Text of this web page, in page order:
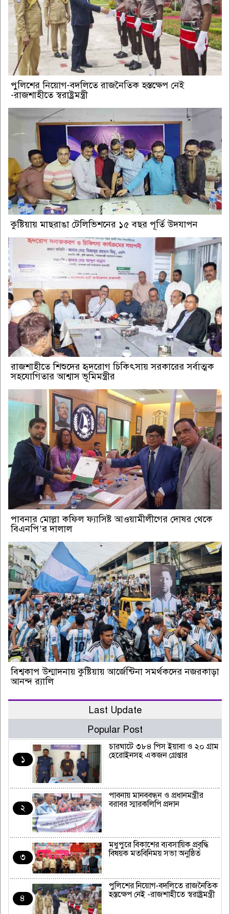
পুলিশের নিয়োগ-বদলিতে রাজনৈতিক হস্তক্ষেপ নেই
-রাজশাহীতে স্বরাষ্ট্রমন্ত্রী
কুষ্টিয়ায় মাছরাঙা টেলিভিশনের ১৫ বছর পূর্তি উদযাপন
রাজশাহীতে শিশুদের হৃদরোগ চিকিৎসায় সরকারের সর্বাত্মক
সহযোগিতার আশ্বাস ভূমিমন্ত্রীর
পাবনার মোল্লা কফিল ফ্যাসিষ্ট আওয়ামীলীগের দোষর থেকে
বিএনপি’র দালাল
বিশ্বকাপ উন্মাদনায় কুষ্টিয়ায় আর্জেন্টিনা সমর্থকদের নজরকাড়া
আনন্দ র‌্যালি
Last Update
Popular Post
১
চারঘাটে ৩৮৪ পিস ইয়াবা ও ২০ গ্রাম
হেরোইনসহ একজন গ্রেপ্তার
২
পাবনায় মানববন্ধন ও প্রধানমন্ত্রীর
বরাবর স্মারকলিপি প্রদান
৩
মধুপুরে বিকাশের ব্যবসায়িক প্রবৃদ্ধি
বিষয়ক মতবিনিময় সভা অনুষ্ঠিত
৪
পুলিশের নিয়োগ-বদলিতে রাজনৈতিক
হস্তক্ষেপ নেই -রাজশাহীতে স্বরাষ্ট্রমন্ত্রী